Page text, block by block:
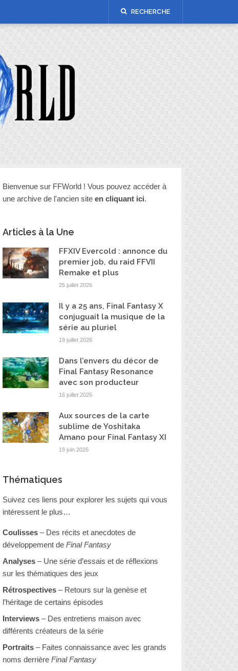
RECHERCHE
Bienvenue sur FFWorld ! Vous pouvez accéder à
une archive de l'ancien site en cliquant ici.
Articles à la Une
FFXIV Evercold : annonce du
premier job, du raid FFVII
Remake et plus
25 juillet 2026
Il y a 25 ans, Final Fantasy X
conjuguait la musique de la
série au pluriel
19 juillet 2026
Dans l’envers du décor de
Final Fantasy Resonance
avec son producteur
16 juillet 2026
Aux sources de la carte
sublime de Yoshitaka
Amano pour Final Fantasy XI
19 juin 2026
Thématiques
Suivez ces liens pour explorer les sujets qui vous
intéressent le plus…
Coulisses– Des récits et anecdotes de
développement de Final Fantasy
Analyses– Une série d’essais et de réflexions
sur les thématiques des jeux
Rétrospectives– Retours sur la genèse et
l’héritage de certains épisodes
Interviews– Des entretiens maison avec
différents créateurs de la série
Portraits– Faites connaissance avec les grands
noms derrière Final Fantasy